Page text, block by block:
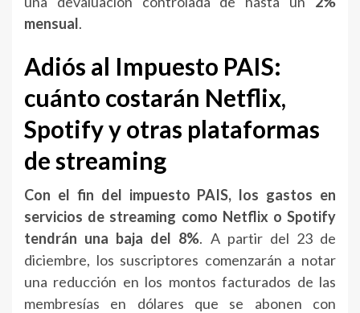
mensual.
Adiós al Impuesto PAIS:
cuánto costarán Netflix,
Spotify y otras plataformas
de streaming
Con el fin del impuesto PAIS, los gastos en
servicios de streaming como Netflix o Spotify
tendrán una baja del 8%. A partir del 23 de
diciembre, los suscriptores comenzarán a notar
una reducción en los montos facturados de las
membresías en dólares que se abonen con